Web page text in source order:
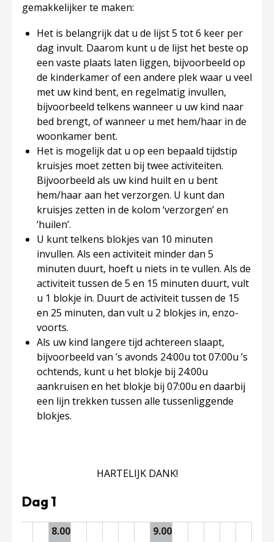
gemakkelijker te maken:
Het is belangrijk dat u de lijst 5 tot 6 keer per
dag invult. Daarom kunt u de lijst het beste op
een vaste plaats laten liggen, bijvoorbeeld op
de kinderkamer of een andere plek waar u veel
met uw kind bent, en regelmatig invullen,
bijvoorbeeld telkens wanneer u uw kind naar
bed brengt, of wanneer u met hem/haar in de
woonkamer bent.
Het is mogelijk dat u op een bepaald tijdstip
kruisjes moet zetten bij twee activiteiten.
Bijvoorbeeld als uw kind huilt en u bent
hem/haar aan het verzorgen. U kunt dan
kruisjes zetten in de kolom ‘verzorgen’ en
‘huilen’.
U kunt telkens blokjes van 10 minuten
invullen. Als een activiteit minder dan 5
minuten duurt, hoeft u niets in te vullen. Als de
activiteit tussen de 5 en 15 minuten duurt, vult
u 1 blokje in. Duurt de activiteit tussen de 15
en 25 minuten, dan vult u 2 blokjes in, enzo-
voorts.
Als uw kind langere tijd achtereen slaapt,
bijvoorbeeld van ’s avonds 24:00u tot 07:00u ’s
ochtends, kunt u het blokje bij 24:00u
aankruisen en het blokje bij 07:00u en daarbij
een lijn trekken tussen alle tussenliggende
blokjes.
HARTELIJK DANK!
Dag 1
8.00 9.00